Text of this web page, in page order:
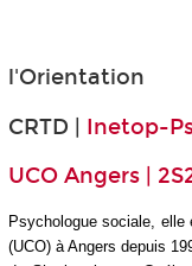
l'Orientation
CRTD | Inetop-
UCO Angers |
Psychologue sociale, elle
(UCO) à Angers depuis